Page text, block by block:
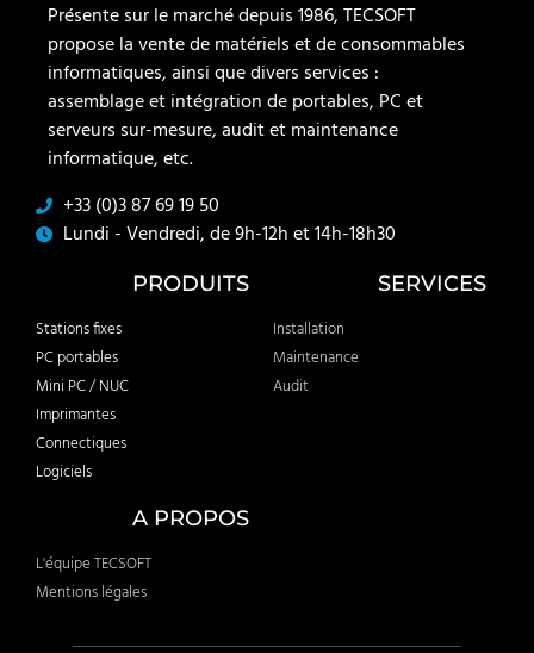
Présente sur le marché depuis 1986, TECSOFT
propose la vente de matériels et de consommables
informatiques, ainsi que divers services :
assemblage et intégration de portables, PC et
serveurs sur-mesure, audit et maintenance
informatique, etc.
+33 (0)3 87 69 19 50
Lundi - Vendredi, de 9h-12h et 14h-18h30
PRODUITS
Stations fixes
PC portables
Mini PC / NUC
Imprimantes
Connectiques
Logiciels
SERVICES
Installation
Maintenance
Audit
A PROPOS
L'équipe TECSOFT
Mentions légales